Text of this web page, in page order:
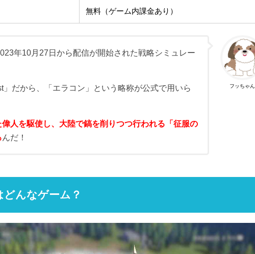
無料（ゲーム内課金あり）
フッちゃん
年10月27日から配信が開始された戦略シミュレー
だから、「エラコン」という略称が公式で用いら
人を駆使し、大陸で鎬を削りつつ行われる「征服の
んだ！
どんなゲーム？